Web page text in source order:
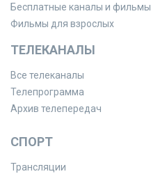
Бесплатные каналы и фильмы
Фильмы для взрослых
ТЕЛЕКАНАЛЫ
Все телеканалы
Телепрограмма
Архив телепередач
СПОРТ
Трансляции